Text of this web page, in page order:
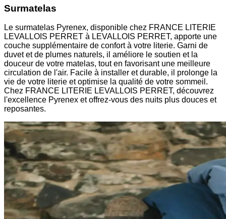
Surmatelas
Le surmatelas Pyrenex, disponible chez FRANCE LITERIE
LEVALLOIS PERRET à LEVALLOIS PERRET, apporte une
couche supplémentaire de confort à votre literie. Garni de
duvet et de plumes naturels, il améliore le soutien et la
douceur de votre matelas, tout en favorisant une meilleure
circulation de l'air. Facile à installer et durable, il prolonge la
vie de votre literie et optimise la qualité de votre sommeil.
Chez FRANCE LITERIE LEVALLOIS PERRET, découvrez
l'excellence Pyrenex et offrez-vous des nuits plus douces et
reposantes.